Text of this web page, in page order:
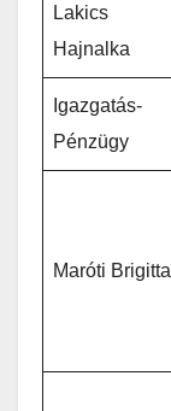
Lakics
Hajnalka
Igazgatás-
Pénzügy
Maróti Brigitta